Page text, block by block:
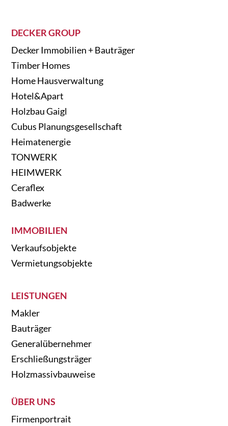
DECKER GROUP
Decker Immobilien + Bauträger
Timber Homes
Home Hausverwaltung
Hotel&Apart
Holzbau Gaigl
Cubus Planungsgesellschaft
Heimatenergie
TONWERK
HEIMWERK
Ceraflex
Badwerke
IMMOBILIEN
Verkaufsobjekte
Vermietungsobjekte
LEISTUNGEN
Makler
Bauträger
Generalübernehmer
Erschließungsträger
Holzmassivbauweise
ÜBER UNS
Firmenportrait